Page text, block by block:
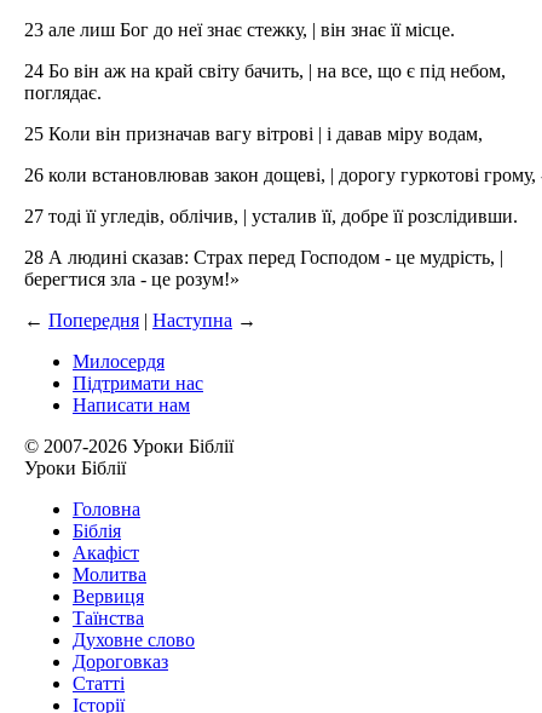
23 але лиш Бог до неї знає стежку, | він знає її місце.
24 Бо він аж на край світу бачить, | на все, що є під небом,
поглядає.
25 Коли він призначав вагу вітрові | і давав міру водам,
26 коли встановлював закон дощеві, | дорогу гуркотові грому,
27 тоді її угледів, облічив, | усталив її, добре її розслідивши.
28 А людині сказав: Страх перед Господом - це мудрість, |
берегтися зла - це розум!»
← Попередня | Наступна →
Милосердя
Підтримати нас
Написати нам
© 2007-2026 Уроки Біблії
Уроки Біблії
Головна
Біблія
Акафіст
Молитва
Вервиця
Таїнства
Духовне слово
Дороговказ
Cтатті
Історії